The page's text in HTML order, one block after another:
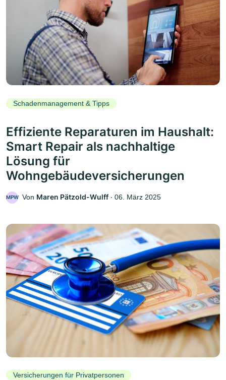
Schadenmanagement & Tipps
Effiziente Reparaturen im Haushalt:
Smart Repair als nachhaltige
Lösung für
Wohngebäudeversicherungen
MPW Von Maren Pätzold-Wulff ‧ 06. März 2025
Versicherungen für Privatpersonen